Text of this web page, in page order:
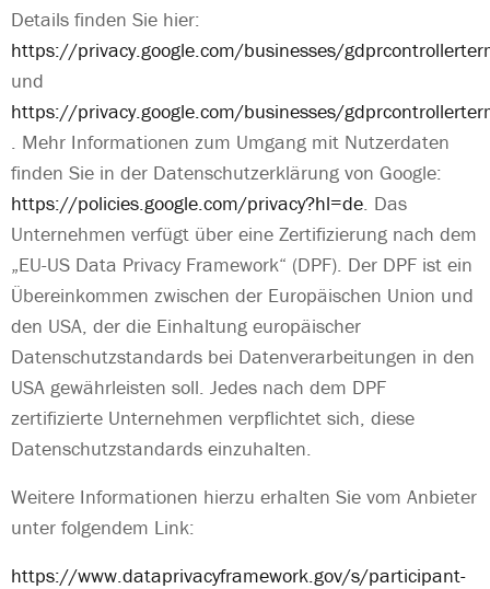
Details finden Sie hier:
https://privacy.google.com/businesses/
und
https://privacy.google.com/businesses/
. Mehr Informationen zum Umgang mit Nutzerdaten
finden Sie in der Datenschutzerklärung von Google:
https://policies.google.com/privacy?hl=de. Das
Unternehmen verfügt über eine Zertifizierung nach dem
„EU-US Data Privacy Framework“ (DPF). Der DPF ist ein
Übereinkommen zwischen der Europäischen Union und
den USA, der die Einhaltung europäischer
Datenschutzstandards bei Datenverarbeitungen in den
USA gewährleisten soll. Jedes nach dem DPF
zertifizierte Unternehmen verpflichtet sich, diese
Datenschutzstandards einzuhalten.
Weitere Informationen hierzu erhalten Sie vom Anbieter
unter folgendem Link:
https://www.dataprivacyframework.gov/s/participant-